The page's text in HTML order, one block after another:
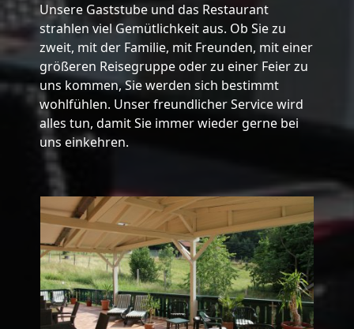
Unsere Gaststube und das Restaurant
strahlen viel Gemütlichkeit aus. Ob Sie zu
zweit, mit der Familie, mit Freunden, mit einer
größeren Reisegruppe oder zu einer Feier zu
uns kommen, Sie werden sich bestimmt
wohlfühlen. Unser freundlicher Service wird
alles tun, damit Sie immer wieder gerne bei
uns einkehren.